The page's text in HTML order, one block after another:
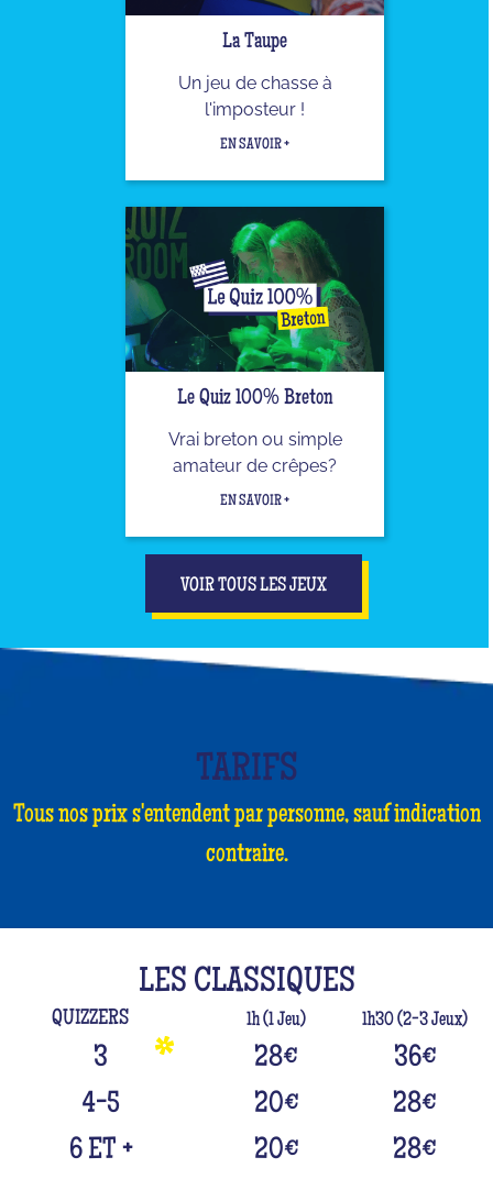
La Taupe
Un jeu de chasse à
l'imposteur !
EN SAVOIR +
Le Quiz 100% Breton
Vrai breton ou simple
amateur de crêpes?
EN SAVOIR +
VOIR TOUS LES JEUX
TARIFS
Tous nos prix s'entendent par personne, sauf indication
contraire.
LES CLASSIQUES
QUIZZERS 1h (1 Jeu) 1h30 (2-3 Jeux)
3 28€ 36€
4-5
20€ 28€
6 ET +
20€ 28€